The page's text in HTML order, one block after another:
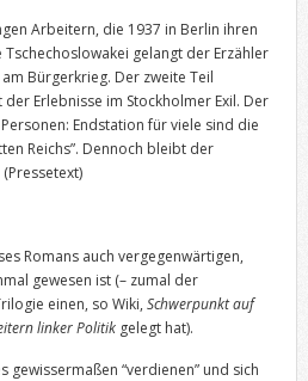
Arbeitern, die 1937 in Berlin ihren
gelangt der Erzähler
Bürgerkrieg. Der zweite Teil
Erlebnisse im Stockholmer Exil. Der
Endstation für viele sind die
Reichs”. Dennoch bleibt der
(Pressetext)
Romans auch vergegenwärtigen,
gewesen ist (– zumal der
einen, so Wiki, Schwerpunkt auf
linker Politikgelegt hat).
gewissermaßen “verdienen” und sich